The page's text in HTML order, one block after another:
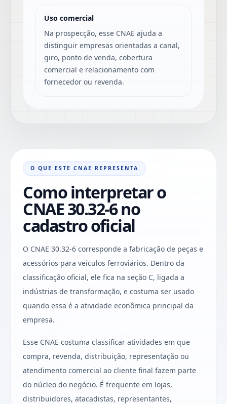
Uso comercial
Na prospecção, esse CNAE ajuda a
distinguir empresas orientadas a canal,
giro, ponto de venda, cobertura
comercial e relacionamento com
fornecedor ou revenda.
O QUE ESTE CNAE REPRESENTA
Como interpretar o
CNAE 30.32-6 no
cadastro oficial
O CNAE 30.32-6 corresponde a fabricação de peças e
acessórios para veículos ferroviários. Dentro da
classificação oficial, ele fica na seção C, ligada a
indústrias de transformação, e costuma ser usado
quando essa é a atividade econômica principal da
empresa.
Esse CNAE costuma classificar atividades em que
compra, revenda, distribuição, representação ou
atendimento comercial ao cliente final fazem parte
do núcleo do negócio. É frequente em lojas,
distribuidores, atacadistas, representantes,